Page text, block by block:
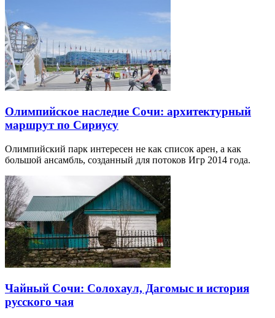
Олимпийское наследие Сочи: архитектурный
маршрут по Сириусу
Олимпийский парк интересен не как список арен, а как
большой ансамбль, созданный для потоков Игр 2014 года.
Чайный Сочи: Солохаул, Дагомыс и история
русского чая